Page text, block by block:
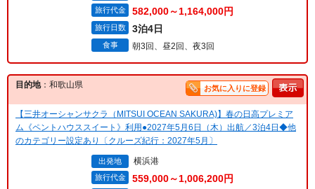
旅行代金 582,000～1,164,000円
旅行日数 3泊4日
食事 朝3回、昼2回、夜3回
目的地：和歌山県 お気に入りに登録
【三井オーシャンサクラ（MITSUI OCEAN SAKURA)】春の日高プレミア
ム《ペントハウススイート》利用●2027年5月6日（木）出航／3泊4日◆他
のカテゴリー設定あり〔クルーズ紀行：2027年5月〕
出発地 横浜港
旅行代金 559,000～1,006,200円